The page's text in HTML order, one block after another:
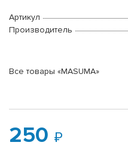
Артикул
Производитель
Все товары «MASUMA»
250